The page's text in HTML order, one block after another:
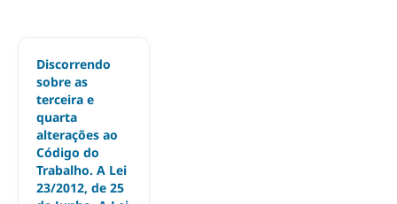
Discorrendo
sobre as
terceira e
quarta
alterações ao
Código do
Trabalho. A Lei
23/2012, de 25